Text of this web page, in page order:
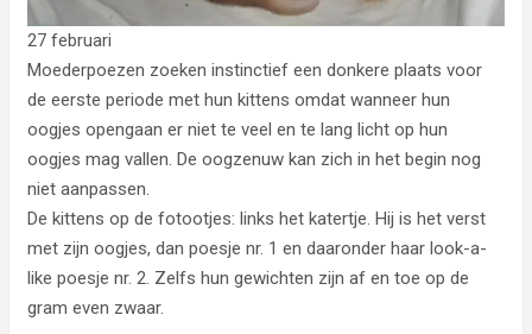
27 februari
Moederpoezen zoeken instinctief een donkere plaats voor
de eerste periode met hun kittens omdat wanneer hun
oogjes opengaan er niet te veel en te lang licht op hun
oogjes mag vallen. De oogzenuw kan zich in het begin nog
niet aanpassen.
De kittens op de fotootjes: links het katertje. Hij is het verst
met zijn oogjes, dan poesje nr. 1 en daaronder haar look-a-
like poesje nr. 2. Zelfs hun gewichten zijn af en toe op de
gram even zwaar.